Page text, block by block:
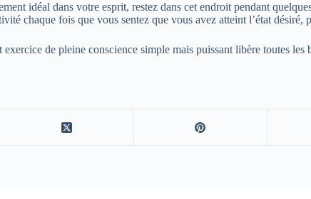
idéal dans votre esprit, restez dans cet endroit pendant
chaque fois que vous sentez que vous avez atteint l’état
de pleine conscience simple mais puissant libère toutes